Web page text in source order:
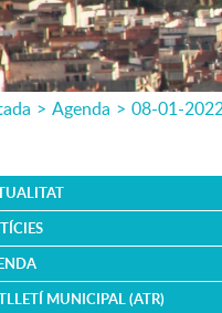
> Agenda > 08-01-
MUNICIPAL (ATR)